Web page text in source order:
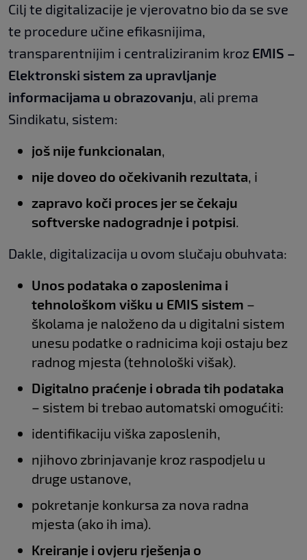
Cilj te digitalizacije je vjerovatno bio da se sve
te procedure učine efikasnijima,
transparentnijim i centraliziranim kroz EMIS –
Elektronski sistem za upravljanje
informacijama u obrazovanju, ali prema
Sindikatu, sistem:
još nije funkcionalan,
nije doveo do očekivanih rezultata, i
zapravo koči proces jer se čekaju
softverske nadogradnje i potpisi.
Dakle, digitalizacija u ovom slučaju obuhvata:
Unos podataka o zaposlenima i
tehnološkom višku u EMIS sistem –
školama je naloženo da u digitalni sistem
unesu podatke o radnicima koji ostaju bez
radnog mjesta (tehnološki višak).
Digitalno praćenje i obrada tih podataka
– sistem bi trebao automatski omogućiti:
identifikaciju viška zaposlenih,
njihovo zbrinjavanje kroz raspodjelu u
druge ustanove,
pokretanje konkursa za nova radna
mjesta (ako ih ima).
Kreiranje i ovjeru rješenja o